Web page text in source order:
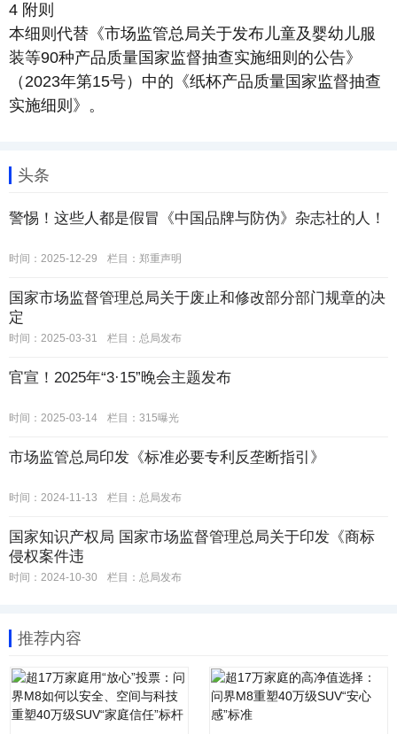
4 附则
本细则代替《市场监管总局关于发布儿童及婴幼儿服
装等90种产品质量国家监督抽查实施细则的公告》
（2023年第15号）中的《纸杯产品质量国家监督抽查
实施细则》。
头条
警惕！这些人都是假冒《中国品牌与防伪》杂志社的人！
时间：2025-12-29 栏目： 郑重声明
国家市场监督管理总局关于废止和修改部分部门规章的决
定
时间：2025-03-31 栏目： 总局发布
官宣！2025年“3·15”晚会主题发布
时间：2025-03-14 栏目： 315曝光
市场监管总局印发《标准必要专利反垄断指引》
时间：2024-11-13 栏目： 总局发布
国家知识产权局 国家市场监督管理总局关于印发《商标
侵权案件违
时间：2024-10-30 栏目： 总局发布
推荐内容